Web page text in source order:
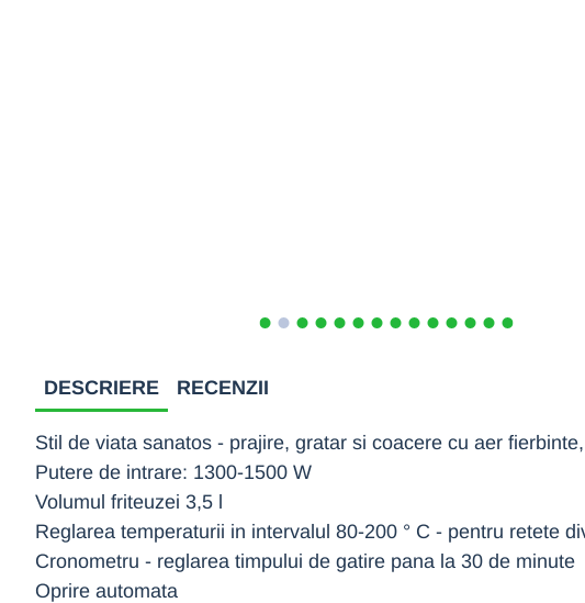
DESCRIERE RECENZII
Stil de viata sanatos - prajire, gratar si coacere cu aer
Putere de intrare: 1300-1500 W
Volumul friteuzei 3,5 l
Reglarea temperaturii in intervalul 80-200 ° C - pentru retete
Cronometru - reglarea timpului de gatire pana la 30 de minute
Oprire automata